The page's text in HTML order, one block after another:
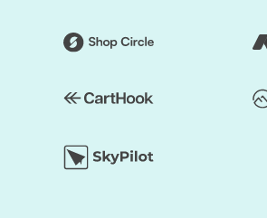
commerce électronique et notre
clients ont fait de nous l'un des
vous aider à construire votre marque
Forfaits
Applications